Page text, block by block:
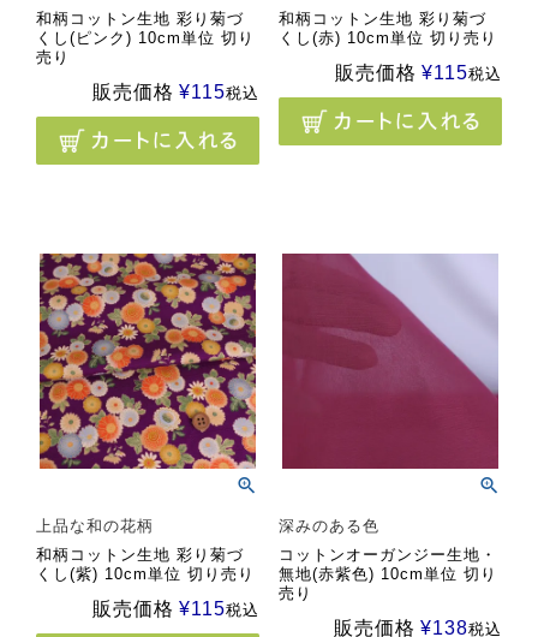
和柄コットン生地 彩り菊づ
くし(ピンク) 10cm単位 切り
売り
販売価格 ¥115税込
和柄コットン生地 彩り菊づ
くし(赤) 10cm単位 切り売り
販売価格 ¥115税込
上品な和の花柄
和柄コットン生地 彩り菊づ
くし(紫) 10cm単位 切り売り
販売価格 ¥115税込
深みのある色
コットンオーガンジー生地・
無地(赤紫色) 10cm単位 切り
売り
販売価格 ¥138税込